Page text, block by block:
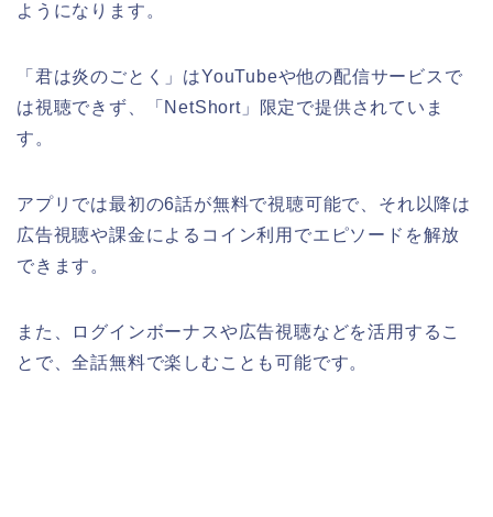
ようになります。
「君は炎のごとく」はYouTubeや他の配信サービスで
は視聴できず、「NetShort」限定で提供されていま
す。
アプリでは最初の6話が無料で視聴可能で、それ以降は
広告視聴や課金によるコイン利用でエピソードを解放
できます。
また、ログインボーナスや広告視聴などを活用するこ
とで、全話無料で楽しむことも可能です。